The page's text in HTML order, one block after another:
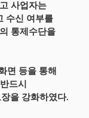
사업자는
수신 여부를
통제수단을
면 등을 통해
드시
을 강화하였다.